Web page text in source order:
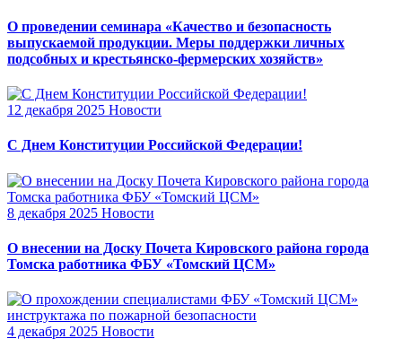
О проведении семинара «Качество и безопасность
выпускаемой продукции. Меры поддержки личных
подсобных и крестьянско-фермерских хозяйств»
12 декабря 2025 Новости
С Днем Конституции Российской Федерации!
8 декабря 2025 Новости
О внесении на Доску Почета Кировского района города
Томска работника ФБУ «Томский ЦСМ»
4 декабря 2025 Новости